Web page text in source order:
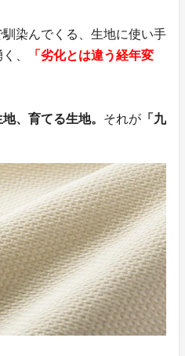
染んでくる、生地に使い手
、
「劣化とは違う経年変
、育てる生地。 それが 「九